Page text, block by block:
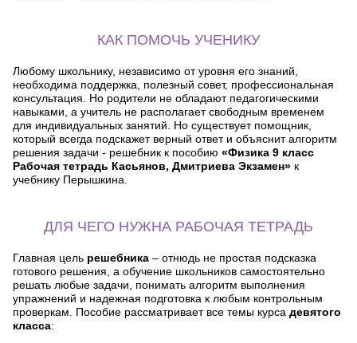
КАК ПОМОЧЬ УЧЕНИКУ
Любому школьнику, независимо от уровня его знаний,
необходима поддержка, полезный совет, профессиональная
консультация. Но родители не обладают педагогическими
навыками, а учитель не располагает свободным временем
для индивидуальных занятий. Но существует помощник,
который всегда подскажет верный ответ и объяснит алгоритм
решения задачи - решебник к пособию «Физика 9 класс
Рабочая тетрадь Касьянов, Дмитриева Экзамен» к
учебнику Перышкина.
ДЛЯ ЧЕГО НУЖНА РАБОЧАЯ ТЕТРАДЬ
Главная цель решебника – отнюдь не простая подсказка
готового решения, а обучение школьников самостоятельно
решать любые задачи, понимать алгоритм выполнения
упражнений и надежная подготовка к любым контрольным
проверкам. Пособие рассматривает все темы курса девятого
класса: